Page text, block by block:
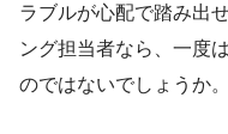
ラブルが心配で踏み出
ング担当者なら、一度
のではないでしょうか。